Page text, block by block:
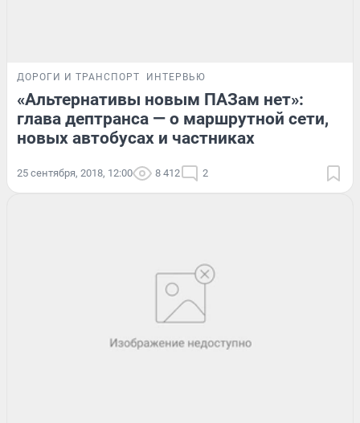
ДОРОГИ И ТРАНСПОРТ ИНТЕРВЬЮ
«Альтернативы новым ПАЗам нет»:
глава дептранса — о маршрутной сети,
новых автобусах и частниках
25 сентября, 2018, 12:00 8 412 2